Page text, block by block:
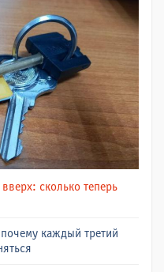
сколько теперь
каждый третий